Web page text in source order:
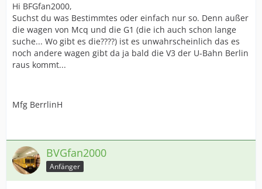
Hi BFGfan2000,
Suchst du was Bestimmtes oder einfach nur so. Denn außer
die wagen von Mcq und die G1 (die ich auch schon lange
suche... Wo gibt es die????) ist es unwahrscheinlich das es
noch andere wagen gibt da ja bald die V3 der U-Bahn Berlin
raus kommt...
Mfg BerrlinH
BVGfan2000
Anfänger